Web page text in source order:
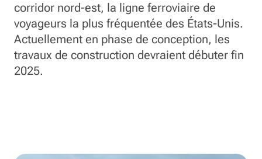
corridor nord-est, la ligne ferroviaire de
voyageurs la plus fréquentée des États-Unis.
Actuellement en phase de conception, les
travaux de construction devraient débuter fin
2025.